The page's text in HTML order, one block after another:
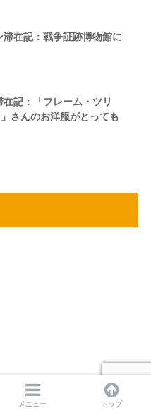
在記：戦争証跡博物館に
記：「フレーム・ツリ
さんのお洋服がとっても
100
メニュー トップ